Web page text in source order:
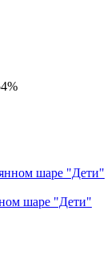
шаре "Дети"